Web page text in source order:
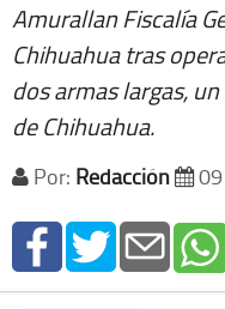
Amurallan Fiscalía
Chihuahua tras
dos armas largas,
de Chihuahua.
Por: Redacción 09